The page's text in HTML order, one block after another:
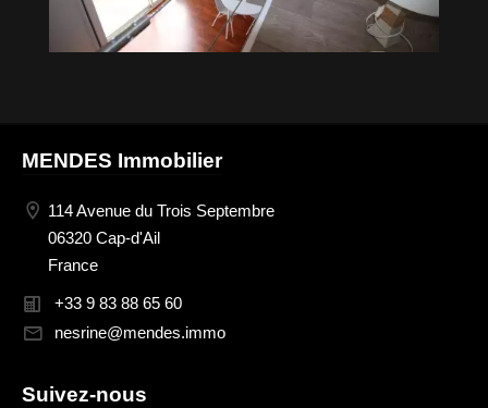
MENDES Immobilier
114 Avenue du Trois Septembre
06320 Cap-d'Ail
France
+33 9 83 88 65 60
nesrine@mendes.immo
Suivez-nous